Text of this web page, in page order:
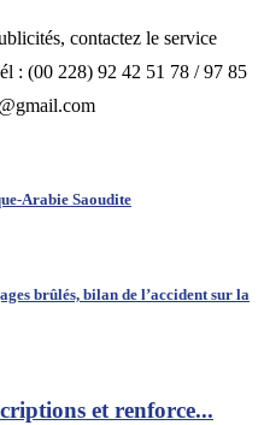
contactez le service
: (00 228) 92 42 51 78 / 97 85
Arabie Saoudite
brûlés, bilan de l’accident sur la
et renforce...